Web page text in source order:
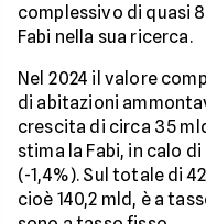
complessivo di quasi
Fabi nella sua ricerca.
Nel 2024 il valore
di abitazioni
crescita di circa 35
stima la Fabi, in calo
(-1,4%). Sul totale di
cioè 140,2 mld, è a